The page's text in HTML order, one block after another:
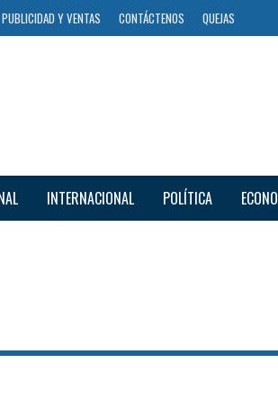
PUBLICIDAD Y VENTAS CONTÁCTENOS QUEJAS
INTERNACIONAL POLÍTICA